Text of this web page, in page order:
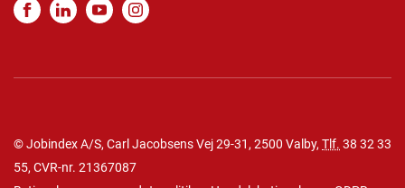
© Jobindex A/S, Carl Jacobsens Vej 29-31, 2500 Valby, Tlf. 38 32 33
55, CVR-nr. 21367087